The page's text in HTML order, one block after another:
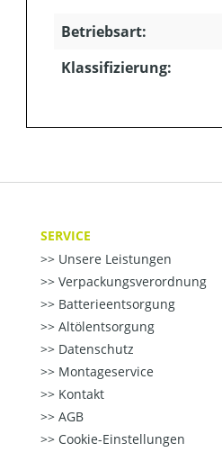
Betriebsart:
Klassifizierung:
SERVICE
Unsere Leistungen
Verpackungsverordnung
Batterieentsorgung
Altölentsorgung
Datenschutz
Montageservice
Kontakt
AGB
Cookie-Einstellungen